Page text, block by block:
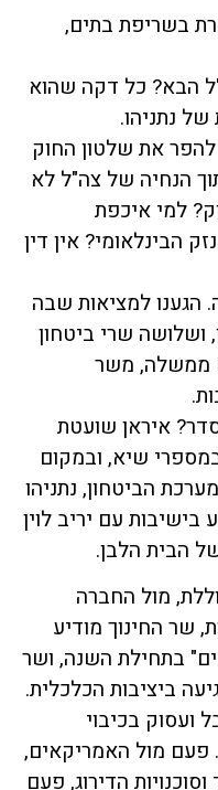
בשריפת בתים,
הבא? כל דקה שהוא
נתניהו.
את שלטון החוק
הנחיה של צה"ל לא
למי איכפת
הבינלאומי? אין דין
הגענו למציאות שבה
ושלושה שרי ביטחון
ממשלה, משר
איראן שועטת
שיא, ובמקום
הביטחון, נתניהו
עם יריב לוין
הבית הלבן.
מול החברה
שר החינוך מודיע
בתחילת השנה, ושר
ביציבות הכלכלית.
ועסוק בכיבוי
פעם מול האמריקאים,
הדירוג, פעם